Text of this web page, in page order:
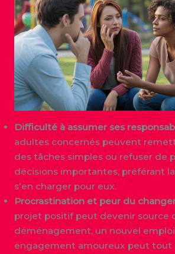
Difficulté à assumer ses
adultes concernés peuvent
des tâches simples ou refuser de
décisions importantes, préférant
s’en charger pour eux.
Procrastination et peur du
projet positif peut devenir source
déménagement, un nouvel
engagement amoureux peut tout